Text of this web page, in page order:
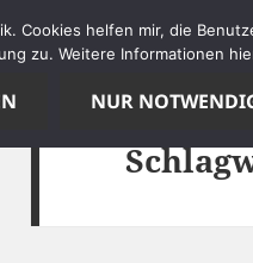
Cookies helfen mir, die
zu. Weitere Informationen
NUR